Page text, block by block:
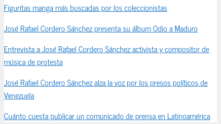
Figuritas manga más buscadas por los coleccionistas
José Rafael Cordero Sánchez presenta su álbum Odio a Maduro
Entrevista a José Rafael Cordero Sánchez activista y compositor de
música de protesta
José Rafael Cordero Sánchez alza la voz por los presos políticos de
Venezuela
Cuánto cuesta publicar un comunicado de prensa en Latinoamérica